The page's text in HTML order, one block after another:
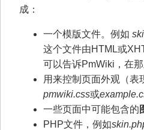
成：
一个模版文件。例如
这个文件由HTML或
可以告诉PmWiki，在那
用来控制页面外观（表
pmwiki.css或
一些页面中可能包含的
PHP文件，例如